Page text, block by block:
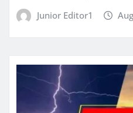
Junior Editor1